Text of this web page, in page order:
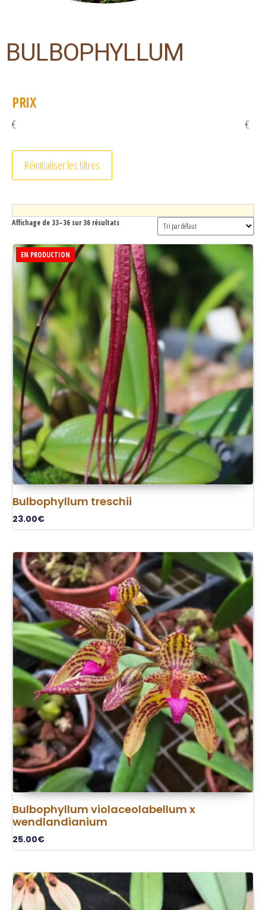
BULBOPHYLLUM
PRIX
€ €
Réinitialiser les filtres
Affichage de 33–36 sur 36 résultats
EN PRODUCTION
Bulbophyllum treschii
23.00€
Bulbophyllum violaceolabellum x
wendlandianium
25.00€